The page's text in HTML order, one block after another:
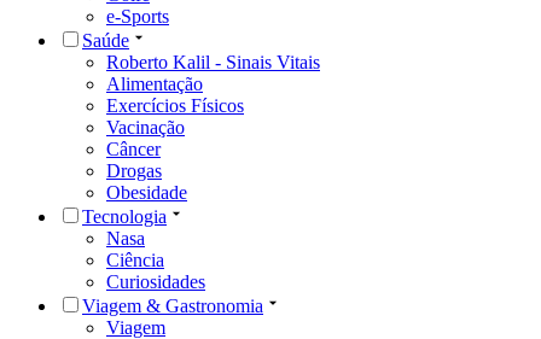
e-Sports
Saúde
Roberto Kalil - Sinais Vitais
Alimentação
Exercícios Físicos
Vacinação
Câncer
Drogas
Obesidade
Tecnologia
Nasa
Ciência
Curiosidades
Viagem & Gastronomia
Viagem